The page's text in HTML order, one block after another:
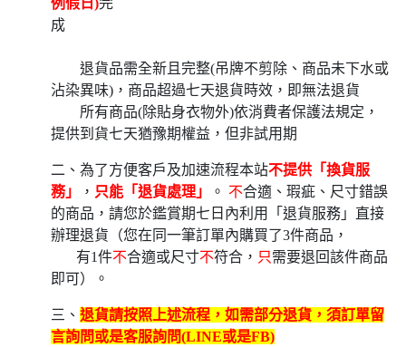
成
退貨品需全新且完整(吊牌不剪除、商品未下水或
沾染異味)，商品超過七天退貨時效，即無法退貨
所有商品(除貼身衣物外)依消費者保護法規定，
提供到貨七天猶豫期權益，但非試用期
二、為了方便客戶及加速流程本站不提供「換貨服
務」
， 只能「退貨處理」 。 不合適、瑕疵、尺寸錯誤
的商品，請您於鑑賞期七日內利用「退貨服務」直接
辦理退貨（您在同一筆訂單內購買了3件商品，
有1件不合適或尺寸不符合， 只需要退回該件商品
即可）。
三、 退貨請按照上述流程，如需部分退貨，須訂單留
言詢問或是客服詢問(LINE或是FB)